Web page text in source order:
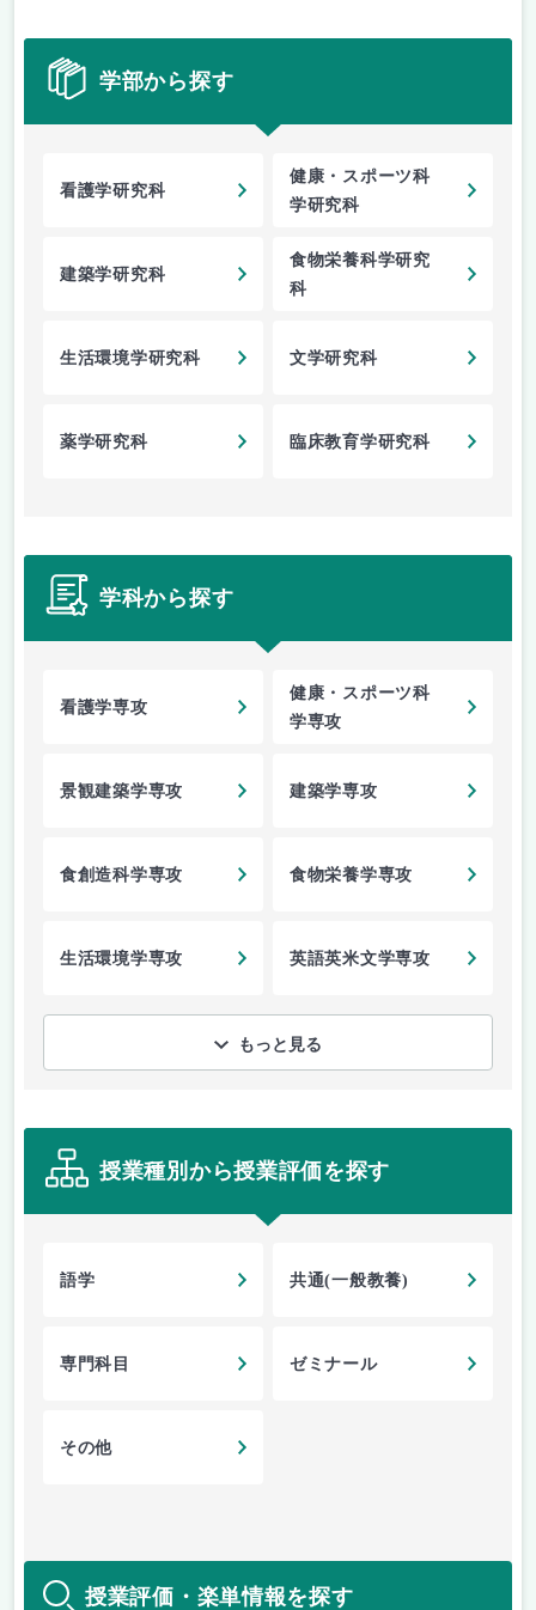
学部から探す
看護学研究科
健康・スポーツ科
学研究科
建築学研究科
食物栄養科学研究
科
生活環境学研究科 文学研究科
薬学研究科 臨床教育学研究科
学科から探す
看護学専攻
健康・スポーツ科
学専攻
景観建築学専攻 建築学専攻
食創造科学専攻 食物栄養学専攻
生活環境学専攻 英語英米文学専攻
もっと見る
授業種別から授業評価を探す
語学 共通(一般教養)
専門科目 ゼミナール
その他
授業評価・楽単情報を探す